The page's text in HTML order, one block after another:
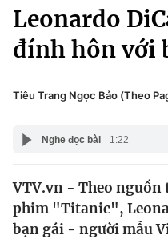
Chuyên mục
Chính trị
Pháp luật
Thế giới
Kinh tế
Thể thao
Truyền hình
Y tế
Công nghệ
Leonardo
đính hôn với
Tiêu Trang Ngọc Bảo (Theo
Nghe đọc bài 1:22
VTV.vn - Theo nguồn
phim "Titanic",
bạn gái - người mẫu